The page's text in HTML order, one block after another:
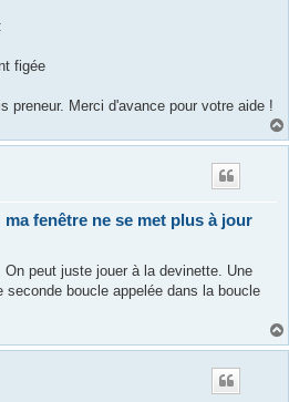
figée
preneur. Merci d'avance pour votre aide !
fenêtre ne se met plus à jour
peut juste jouer à la devinette. Une
seconde boucle appelée dans la boucle